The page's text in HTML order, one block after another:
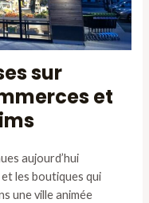
sur
et
aujourd’hui
les boutiques qui
une ville animée